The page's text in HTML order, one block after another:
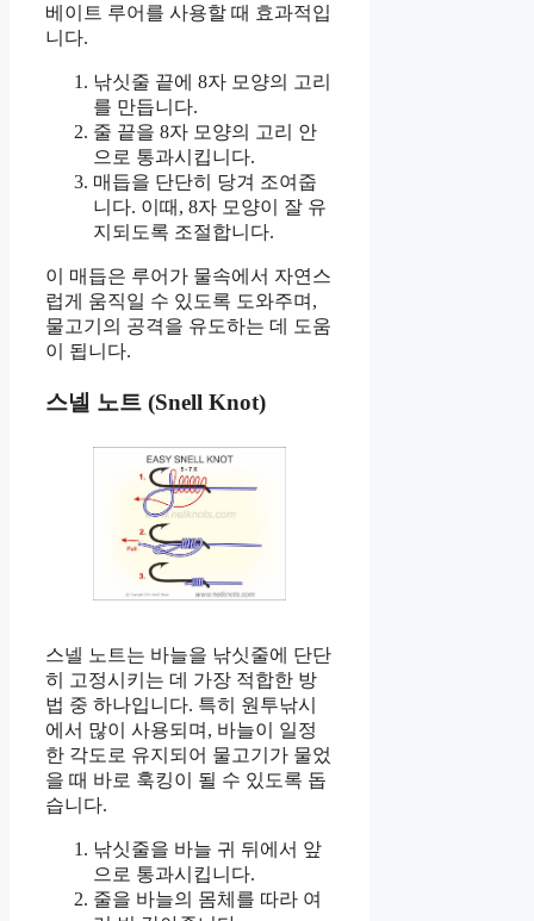
베이트 루어를 사용할 때 효과적입
니다.
낚싯줄 끝에 8자 모양의 고리
를 만듭니다.
줄 끝을 8자 모양의 고리 안
으로 통과시킵니다.
매듭을 단단히 당겨 조여줍
니다. 이때, 8자 모양이 잘 유
지되도록 조절합니다.
이 매듭은 루어가 물속에서 자연스
럽게 움직일 수 있도록 도와주며,
물고기의 공격을 유도하는 데 도움
이 됩니다.
스넬 노트 (Snell Knot)
스넬 노트는 바늘을 낚싯줄에 단단
히 고정시키는 데 가장 적합한 방
법 중 하나입니다. 특히 원투낚시
에서 많이 사용되며, 바늘이 일정
한 각도로 유지되어 물고기가 물었
을 때 바로 훅킹이 될 수 있도록 돕
습니다.
낚싯줄을 바늘 귀 뒤에서 앞
으로 통과시킵니다.
줄을 바늘의 몸체를 따라 여